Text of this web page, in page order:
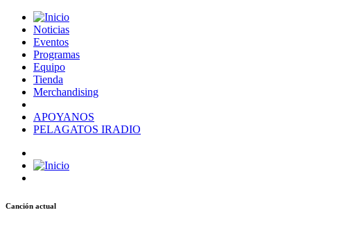
Noticias
Eventos
Programas
Equipo
Tienda
Merchandising
APOYANOS
PELAGATOS IRADIO
Canción actual